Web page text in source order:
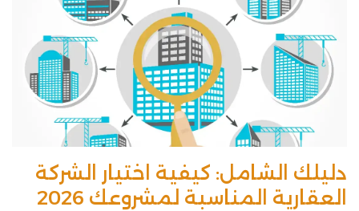
دليلك الشامل: كيفية اختيار الشركة
العقارية المناسبة لمشروعك 2026